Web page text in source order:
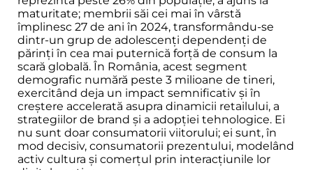
maturitate; membrii săi cei mai în vârstă
împlinesc 27 de ani în 2024, transformându-se
dintr-un grup de adolescenți dependenți de
părinți în cea mai puternică forță de consum la
scară globală. În România, acest segment
demografic numără peste 3 milioane de tineri,
exercitând deja un impact semnificativ și în
creștere accelerată asupra dinamicii retailului, a
strategiilor de brand și a adopției tehnologice. Ei
nu sunt doar consumatorii viitorului; ei sunt, în
mod decisiv, consumatorii prezentului, modelând
activ cultura și comerțul prin interacțiunile lor